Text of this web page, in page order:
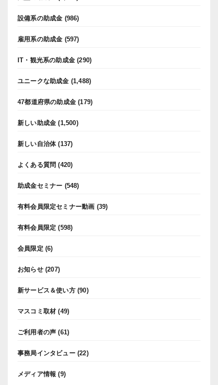
設備系の助成金 (986)
雇用系の助成金 (597)
IT・観光系の助成金 (290)
ユニークな助成金 (1,488)
47都道府県の助成金 (179)
新しい助成金 (1,500)
新しい自治体(137)
よくある質問 (420)
助成金セミナー (548)
有料会員限定セミナー動画 (39)
有料会員限定 (598)
会員限定 (6)
お知らせ(207)
新サービス＆使い方(90)
マスコミ取材 (49)
ご利用者の声 (61)
事務局インタビュー(22)
メディア情報 (9)